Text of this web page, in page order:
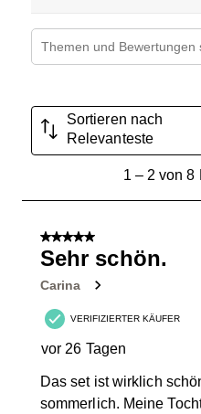
Suchthemen und
Sortieren nach
Relevanteste
von
Bewertungen.
1– 2 von 8
5 von 5 Sternen.
Sehr schön.
Carina
VERIFIZIERTER KÄUFER
vor 26 Tagen
Das set ist wirklich
sommerlich. Meine